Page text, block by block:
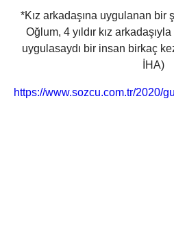
*Kız arkadaşına uygulanan bir
Oğlum, 4 yıldır kız
uygulasaydı bir insan birkaç
İHA)
https://www.sozcu.com.tr/2020/